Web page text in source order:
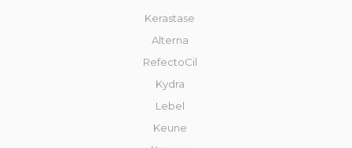
Kerastase
Alterna
RefectoCil
Kydra
Lebel
Keune